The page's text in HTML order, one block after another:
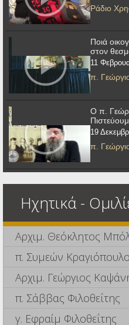
Ράδιο
Ποιά
στον
11
π.
Ο π.
19
π.
Ηχητικά -
Αρχιμ. Θεόκλητος
π. Συμεών
Αρχιμ. Γεώργιος
π. Σάββας Φιλοθεΐτης
γ. Εφραίμ Φιλοθεΐτης